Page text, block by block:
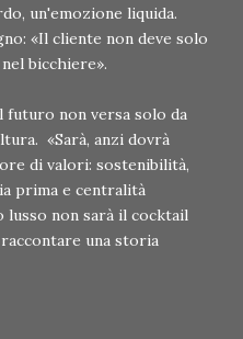
un'emozione liquida.
«Il cliente non deve solo
bicchiere».
futuro non versa solo da
«Sarà, anzi dovrà
di valori: sostenibilità,
prima e centralità
lusso non sarà il cocktail
una storia